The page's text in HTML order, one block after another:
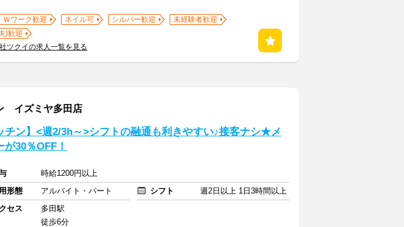
Ｗワーク歓迎 ネイル可 シルバー歓迎
未経験者歓迎
)歓迎
ツクイの求人一覧を見る
イズミヤ多田店
チン】<週2/3h～>シフトの融通も利きやすい♪接客ナシ★メ
が30％OFF！
時給1200円以上
形態
アルバイト・パート シフト
週2日以上 1日3時間以上
セス
多田駅
徒歩6分